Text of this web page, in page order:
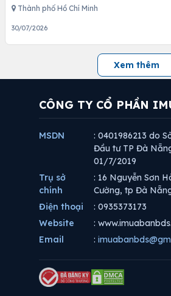
Thành phố Hồ Chí Minh
30/07/2026
Xem thêm
CÔNG TY CỔ PHẦN
MSDN
: 0401986213 do
Đầu tư TP Đà
01/7/2019
Trụ sở
chính
: 16 Nguyễn Sơn
Cường, tp Đà
Điện thoại
: 0935373173
Website
:
Email
: